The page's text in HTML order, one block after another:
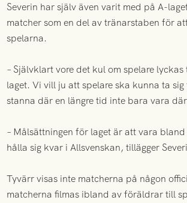
Severin har själv även varit med på A-
matcher som en del av tränarstaben för
spelarna.
– Självklart vore det kul om spelare
laget. Vi vill ju att spelare ska kunna ta
stanna där en längre tid inte bara vara
– Målsättningen för laget är att vara
hålla sig kvar i Allsvenskan, tillägger
Tyvärr visas inte matcherna på någon
matcherna filmas ibland av föräldrar till